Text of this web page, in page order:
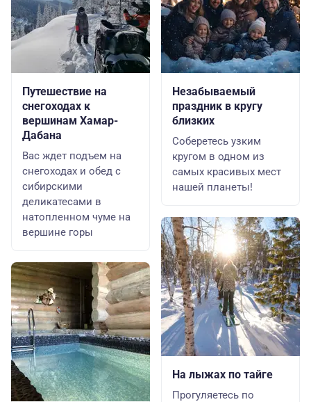
Путешествие на
снегоходах к
вершинам Хамар-
Дабана
Вас ждет подъем на
снегоходах и обед с
сибирскими
деликатесами в
натопленном чуме на
вершине горы
Незабываемый
праздник в кругу
близких
Соберетесь узким
кругом в одном из
самых красивых мест
нашей планеты!
На лыжах по тайге
Прогуляетесь по